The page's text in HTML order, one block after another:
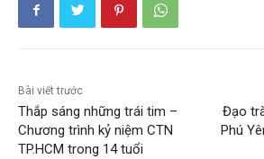
Bài viết trước
Thắp sáng những trái tim –
Chương trình kỷ niệm CTN
TP.HCM trong 14 tuổi
Đạo
Phú